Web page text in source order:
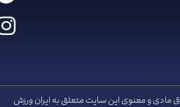
مادی و معنوی این سایت متعلق به ایران ورزش